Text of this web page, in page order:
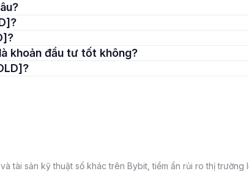
là khoản đầu tư tốt không?
tài sản kỹ thuật số khác trên Bybit, tiềm ẩn rủi ro thị trường